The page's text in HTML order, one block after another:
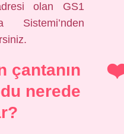
olan GS1
Sistemi’nden
çantanın
nerede